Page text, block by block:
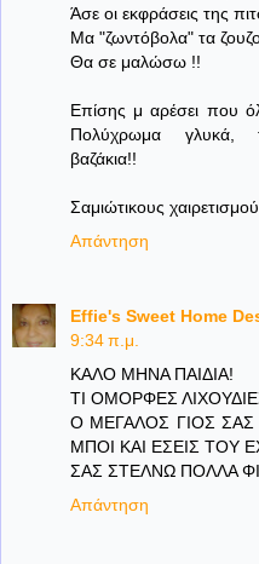
Άσε οι εκφράσεις της
Μα "ζωντόβολα" τα
Θα σε μαλώσω !!
Επίσης μ αρέσει που
Πολύχρωμα γλυκά,
βαζάκια!!
Σαμιώτικους
Απάντηση
Effie's Sweet Home
9:34 π.μ.
ΚΑΛΟ ΜΗΝΑ ΠΑΙΔΙΑ!
ΤΙ ΟΜΟΡΦΕΣ
Ο ΜΕΓΑΛΟΣ ΓΙΟΣ ΣΑΣ
ΜΠΟΙ ΚΑΙ ΕΣΕΙΣ ΤΟΥ
ΣΑΣ ΣΤΕΛΝΩ ΠΟΛΛΑ
Απάντηση